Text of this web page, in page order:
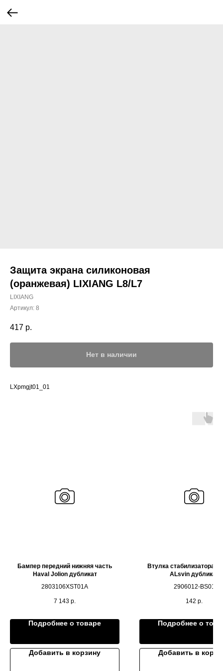
Защита экрана силиконовая
(оранжевая) LIXIANG L8/L7
LIXIANG
Артикул: 8
417 р.
Нет в наличии
LXpmgjt01_01
Бампер передний нижняя часть
Haval Jolion дубликат
2803106XST01A
7 143 р.
Подробнее о товаре
Добавить в корзину
Втулка стабилизатора
ALsvin дубликат
2906012-BS01
142 р.
Подробнее о
Добавить в